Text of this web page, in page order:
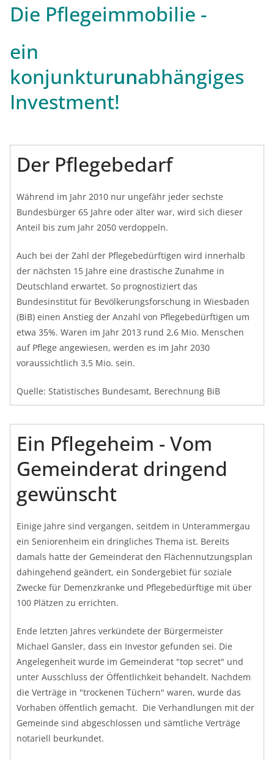
Die Pflegeimmobilie -
ein
konjunkturunabhängiges
Investment!
Der Pflegebedarf
Während im Jahr 2010 nur ungefähr jeder sechste
Bundesbürger 65 Jahre oder älter war, wird sich dieser
Anteil bis zum Jahr 2050 verdoppeln.
Auch bei der Zahl der Pflegebedürftigen wird innerhalb
der nächsten 15 Jahre eine drastische Zunahme in
Deutschland erwartet. So prognostiziert das
Bundesinstitut für Bevölkerungsforschung in Wiesbaden
(BiB) einen Anstieg der Anzahl von Pflegebedürftigen um
etwa 35%. Waren im Jahr 2013 rund 2,6 Mio. Menschen
auf Pflege angewiesen, werden es im Jahr 2030
voraussichtlich 3,5 Mio. sein.
Quelle: Statistisches Bundesamt, Berechnung BiB
Ein Pflegeheim - Vom
Gemeinderat dringend
gewünscht
Einige Jahre sind vergangen, seitdem in Unterammergau
ein Seniorenheim ein dringliches Thema ist. Bereits
damals hatte der Gemeinderat den Flächennutzungsplan
dahingehend geändert, ein Sondergebiet für soziale
Zwecke für Demenzkranke und Pflegebedürftige mit über
100 Plätzen zu errichten.
Ende letzten Jahres verkündete der Bürgermeister
Michael Gansler, dass ein Investor gefunden sei. Die
Angelegenheit wurde im Gemeinderat "top secret" und
unter Ausschluss der Öffentlichkeit behandelt. Nachdem
die Verträge in "trockenen Tüchern" waren, wurde das
Vorhaben öffentlich gemacht. Die Verhandlungen mit der
Gemeinde sind abgeschlossen und sämtliche Verträge
notariell beurkundet.